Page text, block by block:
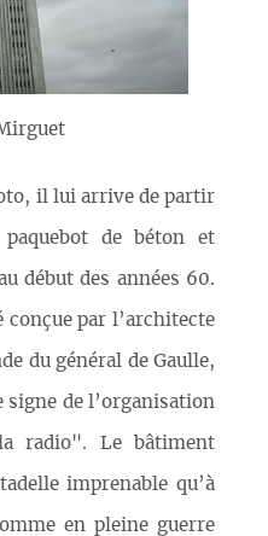
il lui arrive de partir
de béton et
début des années 60.
conçue par l’architecte
du général de Gaulle,
signe de l’organisation
radio". Le bâtiment
imprenable qu’à
en pleine guerre